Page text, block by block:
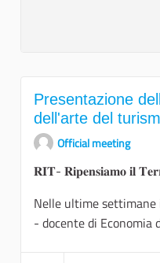
Presentazione
dell'arte del
Official meeting
𝐑𝐈𝐓- 𝐑𝐢𝐩𝐞𝐧𝐬𝐢𝐚𝐦𝐨 𝐢𝐥
Nelle ultime settimane
- docente di Economia